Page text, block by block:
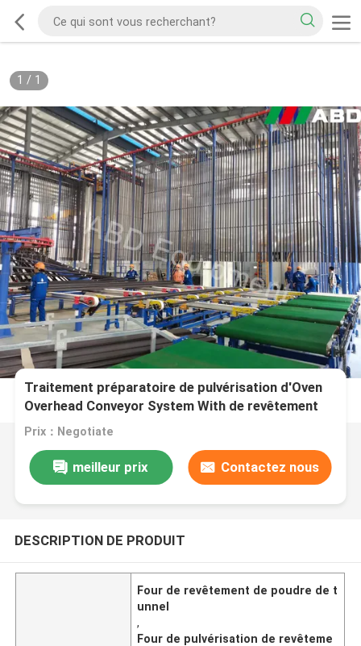
1 / 1
Traitement préparatoire de pulvérisation d'Oven
Overhead Conveyor System With de revêtement
de poudre de tunnel
Prix：Negotiate
meilleur prix Contactez nous
DESCRIPTION DE PRODUIT
Four de revêtement de poudre de t
unnel
,
Four de pulvérisation de revêteme